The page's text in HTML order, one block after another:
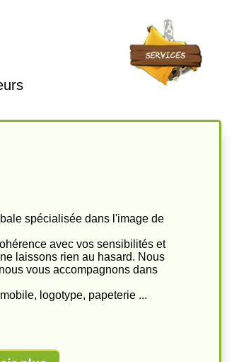
spécialisée dans l'image de
avec vos sensibilités et
laissons rien au hasard. Nous
vous accompagnons dans
logotype, papeterie ...